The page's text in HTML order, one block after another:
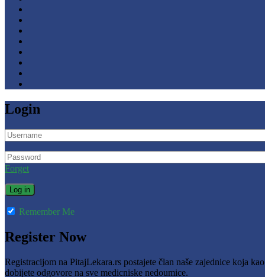
Login
Forget
Remember Me
Register Now
Registracijom na PitajLekara.rs postajete član naše zajednice koja
dobijete odgovore na sve medicniske nedoumice.